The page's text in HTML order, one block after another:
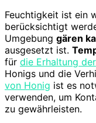
Feuchtigkeit ist ein
berücksichtigt
Umgebung gären
ausgesetzt ist.
für die Erhaltung der
Honigs und die
von Honig ist es
verwenden, um
zu gewährleisten.